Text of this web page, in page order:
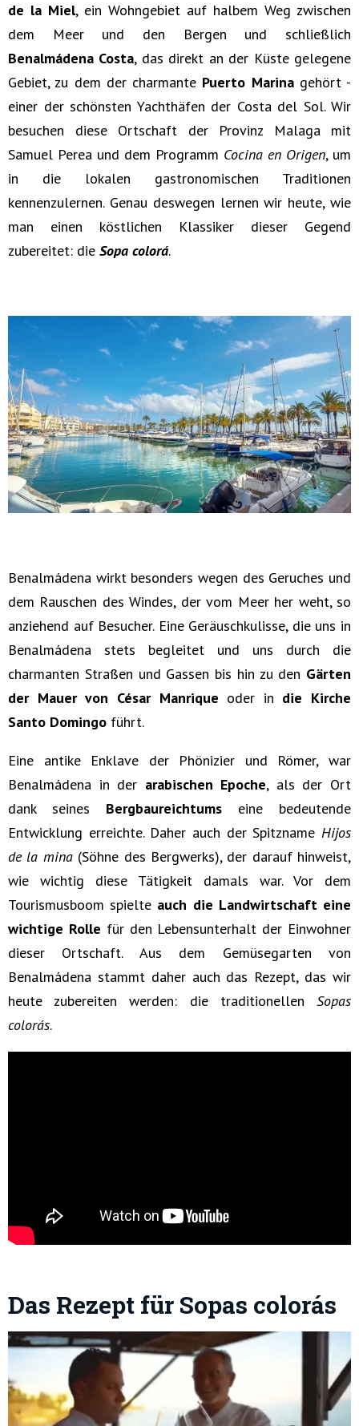
de la Miel, ein Wohngebiet auf halbem Weg zwischen
dem Meer und den Bergen und schließlich
Benalmádena Costa, das direkt an der Küste gelegene
Gebiet, zu dem der charmante Puerto Marinagehört -
einer der schönsten Yachthäfen der Costa del Sol. Wir
besuchen diese Ortschaft der Provinz Malaga mit
Samuel Perea und dem Programm Cocina en Origen, um
in die lokalen gastronomischen Traditionen
kennenzulernen. Genau deswegen lernen wir heute, wie
man einen köstlichen Klassiker dieser Gegend
zubereitet: die Sopa colorá.
Benalmádena wirkt besonders wegen des Geruches und
dem Rauschen des Windes, der vom Meer her weht, so
anziehend auf Besucher. Eine Geräuschkulisse, die uns in
Benalmádena stets begleitet und uns durch die
charmanten Straßen und Gassen bis hin zu den Gärten
der Mauer von César Manrique oder in die Kirche
Santo Domingo führt.
Eine antike Enklave der Phönizier und Römer, war
Benalmádena in der arabischen Epoche, als der Ort
dank seines Bergbaureichtums eine bedeutende
Entwicklung erreichte. Daher auch der Spitzname Hijos
de la mina(Söhne des Bergwerks), der darauf hinweist,
wie wichtig diese Tätigkeit damals war. Vor dem
Tourismusboom spielte auch die Landwirtschaft eine
wichtige Rolle für den Lebensunterhalt der Einwohner
dieser Ortschaft. Aus dem Gemüsegarten von
Benalmádena stammt daher auch das Rezept, das wir
heute zubereiten werden: die traditionellen Sopas
colorás.
Das Rezept für Sopas colorás